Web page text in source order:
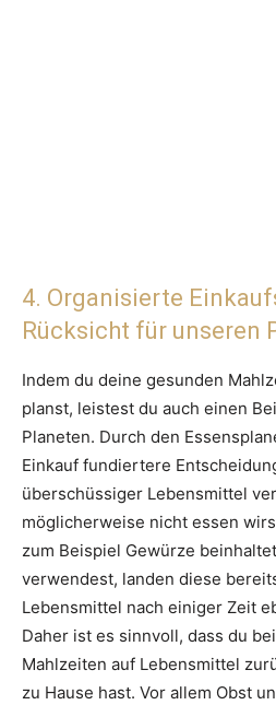
4. Organisierte
Rücksicht für unseren
Indem du deine gesunden
planst, leistest du auch einen
Planeten. Durch den
Einkauf fundiertere
überschüssiger Lebensmittel
möglicherweise nicht essen
zum Beispiel Gewürze
verwendest, landen diese
Lebensmittel nach einiger Zeit
Daher ist es sinnvoll, dass du
Mahlzeiten auf Lebensmittel
zu Hause hast. Vor allem Obst